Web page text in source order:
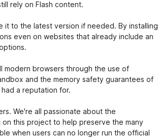
rely on Flash content.
it to the latest version if needed. By installing
even on websites that already include an
modern browsers through the use of
and the memory safety guarantees of
a reputation for.
We're all passionate about the
this project to help preserve the many
when users can no longer run the official